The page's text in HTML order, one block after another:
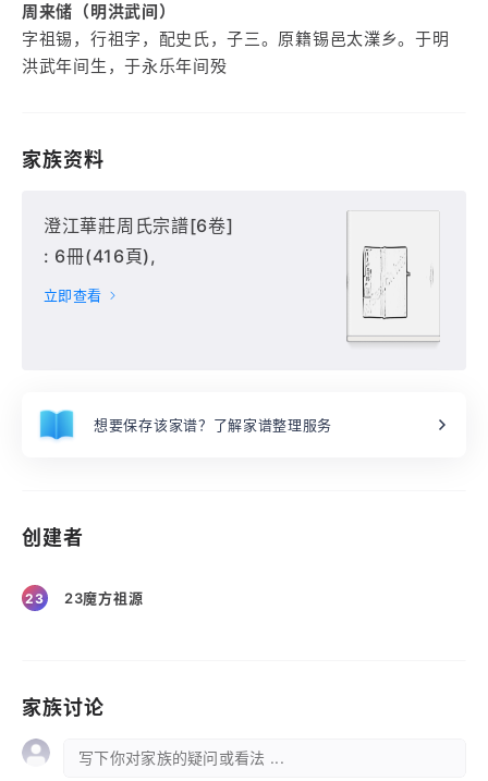
周来储（明洪武间）
字祖锡，行祖字，配史氏，子三。原籍锡邑太澲乡。于明
洪武年间生，于永乐年间殁
家族资料
澄江華莊周氏宗譜[6卷]
: 6冊(416頁),
立即查看
想要保存该家谱？了解家谱整理服务
创建者
23 23魔方祖源
家族讨论
写下你对家族的疑问或看法 ...